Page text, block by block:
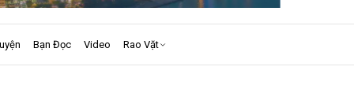
Bạn Đọc Video Rao Vặt